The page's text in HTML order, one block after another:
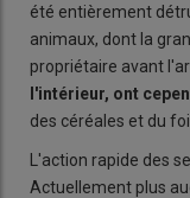
été entièrement
animaux, dont la
propriétaire avant
l'intérieur, ont
des céréales et du
L'action rapide des
Actuellement plus